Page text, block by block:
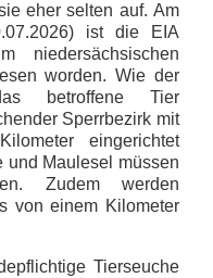
eher selten auf. Am
ist die EIA
worden. Wie der
betroffene Tier
Sperrbezirk mit
eingerichtet
und Maulesel müssen
Zudem werden
von einem Kilometer
Tierseuche